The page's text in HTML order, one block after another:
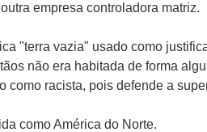
empresa controladora matriz.
"terra vazia" usado como
não era habitada de forma
como racista, pois defende a
como América do Norte.